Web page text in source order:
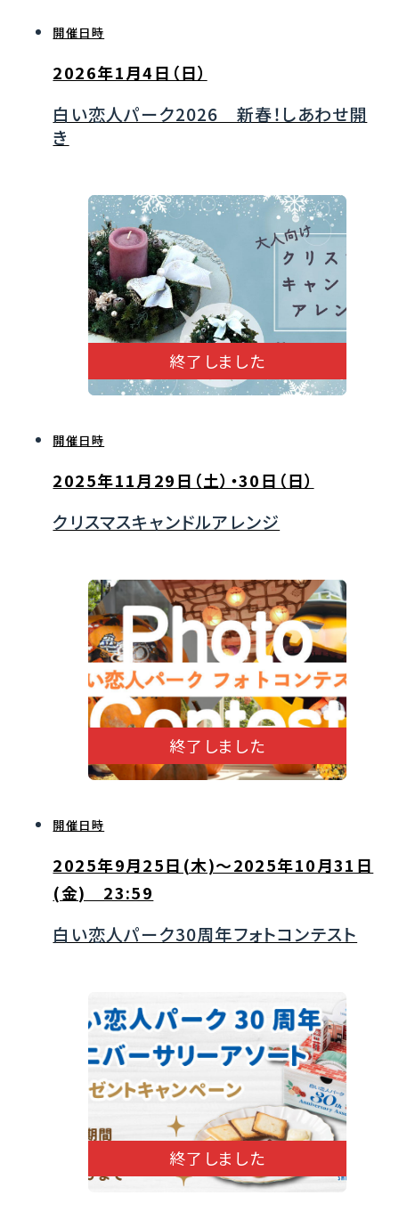
開催日時
2026年1月4日（日）
白い恋人パーク2026 新春！しあわせ開
き
終了しました
開催日時
2025年11月29日（土）・30日（日）
クリスマスキャンドルアレンジ
終了しました
開催日時
2025年9月25日(木)〜2025年10月31日
(金) 23:59
白い恋人パーク30周年フォトコンテスト
終了しました